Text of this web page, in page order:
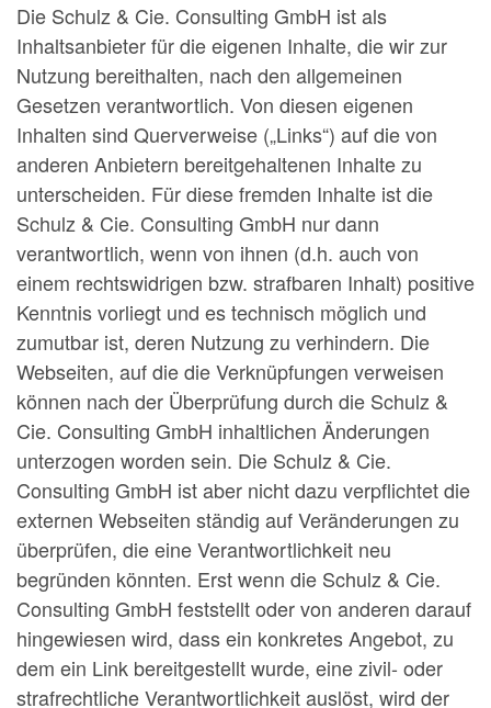
Die Schulz & Cie. Consulting GmbH ist als
Inhaltsanbieter für die eigenen Inhalte, die wir zur
Nutzung bereithalten, nach den allgemeinen
Gesetzen verantwortlich. Von diesen eigenen
Inhalten sind Querverweise („Links“) auf die von
anderen Anbietern bereitgehaltenen Inhalte zu
unterscheiden. Für diese fremden Inhalte ist die
Schulz & Cie. Consulting GmbH nur dann
verantwortlich, wenn von ihnen (d.h. auch von
einem rechtswidrigen bzw. strafbaren Inhalt) positive
Kenntnis vorliegt und es technisch möglich und
zumutbar ist, deren Nutzung zu verhindern. Die
Webseiten, auf die die Verknüpfungen verweisen
können nach der Überprüfung durch die Schulz &
Cie. Consulting GmbH inhaltlichen Änderungen
unterzogen worden sein. Die Schulz & Cie.
Consulting GmbH ist aber nicht dazu verpflichtet die
externen Webseiten ständig auf Veränderungen zu
überprüfen, die eine Verantwortlichkeit neu
begründen könnten. Erst wenn die Schulz & Cie.
Consulting GmbH feststellt oder von anderen darauf
hingewiesen wird, dass ein konkretes Angebot, zu
dem ein Link bereitgestellt wurde, eine zivil- oder
strafrechtliche Verantwortlichkeit auslöst, wird der